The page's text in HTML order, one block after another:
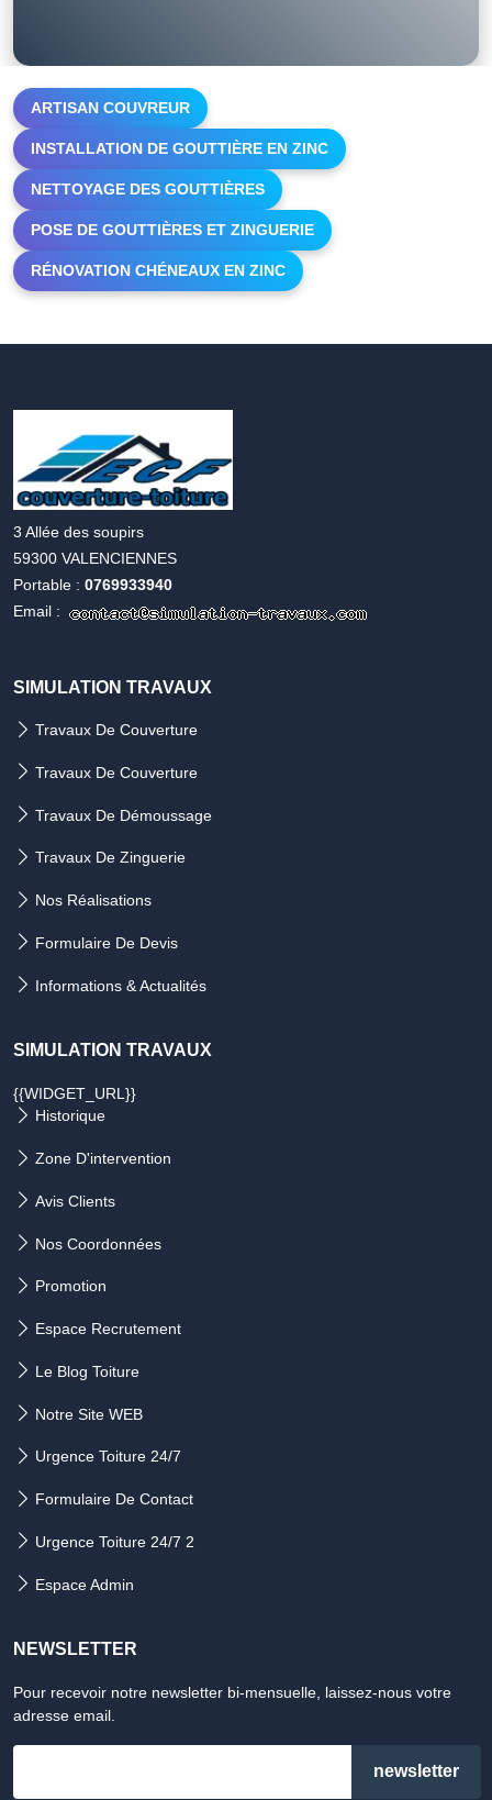
ARTISAN COUVREUR
INSTALLATION DE GOUTTIÈRE EN ZINC
NETTOYAGE DES GOUTTIÈRES
POSE DE GOUTTIÈRES ET ZINGUERIE
RÉNOVATION CHÉNEAUX EN ZINC
travaux
3 Allée des soupirs
59300 VALENCIENNES
Portable : 0769933940
Email :
SIMULATION TRAVAUX
Travaux De Couverture
Travaux De Couverture
Travaux De Démoussage
Travaux De Zinguerie
Nos Réalisations
Formulaire De Devis
Informations & Actualités
SIMULATION TRAVAUX
{{WIDGET_URL}}
Historique
Zone D'intervention
Avis Clients
Nos Coordonnées
Promotion
Espace Recrutement
Le Blog Toiture
Notre Site WEB
Urgence Toiture 24/7
Formulaire De Contact
Urgence Toiture 24/7 2
Espace Admin
NEWSLETTER
Pour recevoir notre newsletter bi-mensuelle, laissez-nous votre
adresse email.